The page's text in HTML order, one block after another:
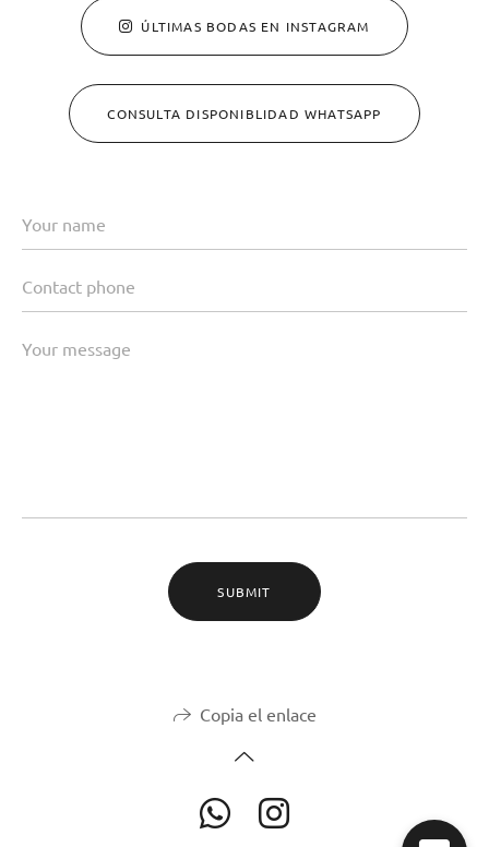
ÚLTIMAS BODAS EN INSTAGRAM
CONSULTA DISPONIBLIDAD WHATSAPP
SUBMIT
Copia el enlace